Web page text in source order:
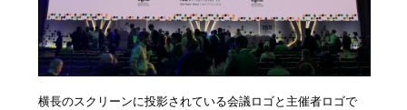
横長のスクリーンに投影されている会議ロゴと主催者ロゴで